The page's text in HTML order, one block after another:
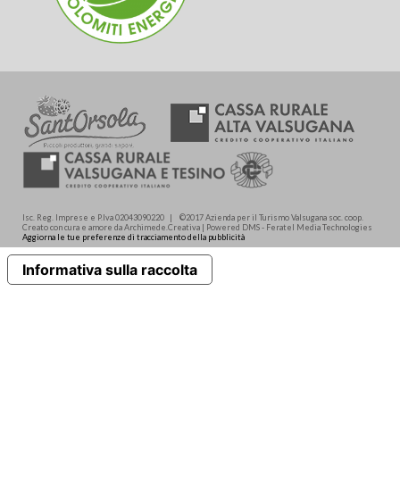
Isc. Reg. Imprese e P.Iva 02043090220 | ©2017 Azienda per il Turismo Valsugana soc. coop.
Creato con cura e amore da Archimede.Creativa | Powered DMS - Feratel Media Technologies
Aggiorna le tue preferenze di tracciamento della pubblicità
Informativa sulla raccolta